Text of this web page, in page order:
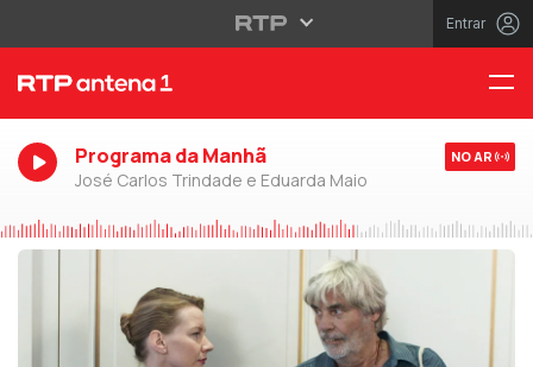
Entrar
Programa da Manhã
José Carlos Trindade e Eduarda Maio
NO AR